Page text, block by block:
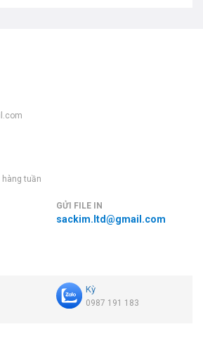
hàng tuần
GỬI FILE IN
sackim.ltd@gmail.com
Kỳ
0987 191 183